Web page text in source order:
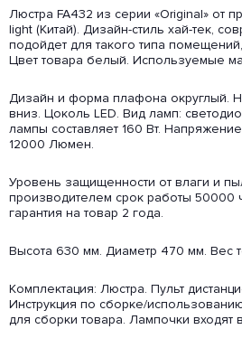
Люстра FA432 из серии «Original» от
light (Китай). Дизайн-стиль хай-тек,
подойдет для такого типа
Цвет товара белый. Используемые
Дизайн и форма плафона округлый.
вниз. Цоколь LED. Вид ламп:
лампы составляет 160 Вт.
12000 Люмен.
Уровень защищенности от влаги и
производителем срок работы 50000
гарантия на товар 2 года.
Высота 630 мм. Диаметр 470 мм. Вес
Комплектация: Люстра. Пульт
Инструкция по сборке/
для сборки товара. Лампочки входят